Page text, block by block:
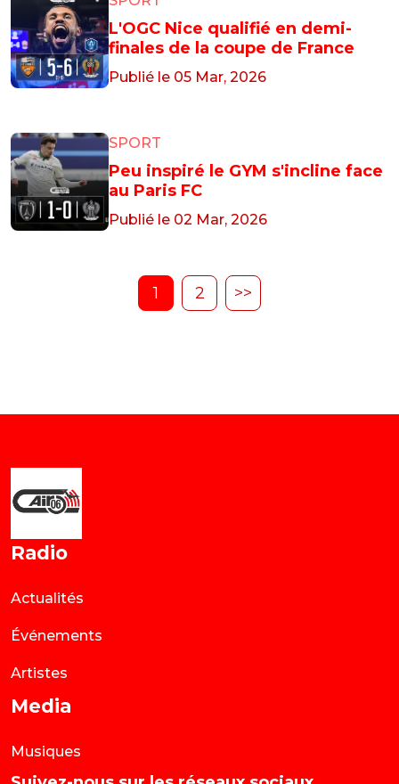
L'OGC Nice qualifié en demi-
finales de la coupe de France
Publié le 05 Mar, 2026
SPORT
Peu inspiré le GYM s'incline face
au Paris FC
Publié le 02 Mar, 2026
1 2 >>
Radio
Actualités
Événements
Artistes
Media
Musiques